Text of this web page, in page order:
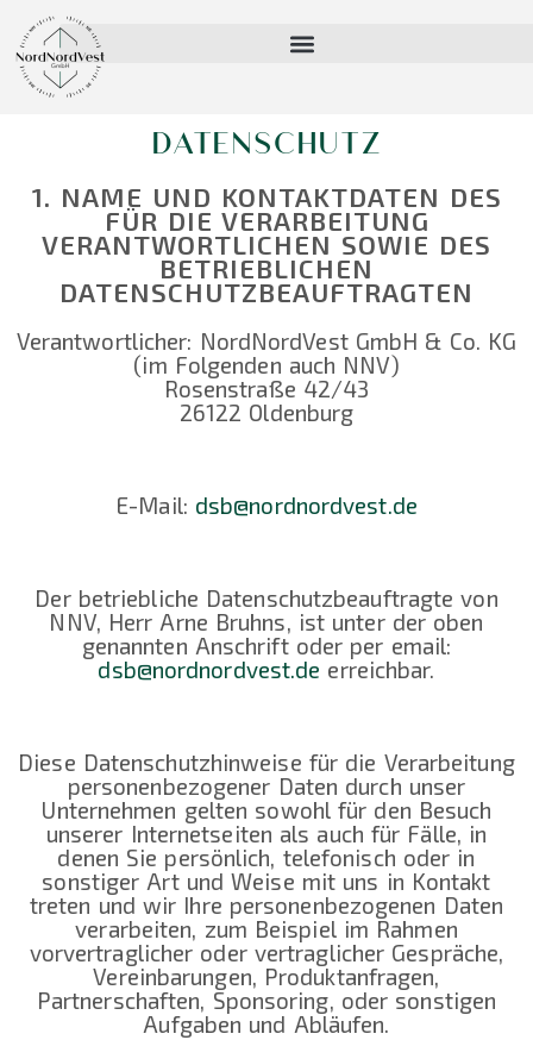
DATENSCHUTZ
1. NAME UND KONTAKTDATEN DES
FÜR DIE VERARBEITUNG
VERANTWORTLICHEN SOWIE DES
BETRIEBLICHEN
DATENSCHUTZBEAUFTRAGTEN
Verantwortlicher: NordNordVest GmbH & Co. KG
(im Folgenden auch NNV)
Rosenstraße 42/43
26122 Oldenburg
E-Mail: dsb@nordnordvest.de
Der betriebliche Datenschutzbeauftragte von
NNV, Herr Arne Bruhns, ist unter der oben
genannten Anschrift oder per email:
dsb@nordnordvest.de erreichbar.
Diese Datenschutzhinweise für die Verarbeitung
personenbezogener Daten durch unser
Unternehmen gelten sowohl für den Besuch
unserer Internetseiten als auch für Fälle, in
denen Sie persönlich, telefonisch oder in
sonstiger Art und Weise mit uns in Kontakt
treten und wir Ihre personenbezogenen Daten
verarbeiten, zum Beispiel im Rahmen
vorvertraglicher oder vertraglicher Gespräche,
Vereinbarungen, Produktanfragen,
Partnerschaften, Sponsoring, oder sonstigen
Aufgaben und Abläufen.